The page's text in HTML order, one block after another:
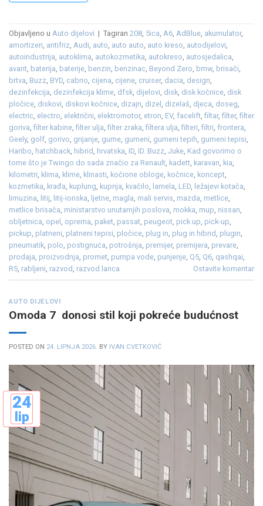
Objavljeno u Auto dijelovi | Tagiran 208, 5ica, A6, AdBlue, akumulator,
amortizeri, antifriz, Audi, auto, auto auto, auto kreso, autodijelovi,
autoindustrija, autoklima, autokozmetika, autokreso, autosjedalica,
avant, baterija, baterije, benzin, benzinac, Beyond Zero, bmw, brisači,
brtva, Buzz, BYD, cabrio, cijena, cijene, cruiser, dacia, design,
dezinfekcija, dezinfekcija klime, dfsk, dijelovi, disk, disk kočnice, disk
pločice, diskovi, diskovi kočnice, dizajn, dizel , dizelaš, djeca, doseg,
electric, electro, električni, elektromotor, etron, EV, facelift,filtar,filter,filter
goriva,filter kabine,filter ulja,filter zraka,filtera ulja,filteri,filtri, frontera,
Geely, golf, gorivo, grijanje, gume, gumeni, gumeni tepih, gumeni tepisi,
Haribo, hatchback, hibrid, hrvatska, ID, ID. Buzz, Juke, Kad govorimo o
tome što je Twingo do sada značio za Renault, kadett, karavan, kia,
kilometri, klima, klime, klinasti, kočione obloge, kočnice, koncept,
kozmetika, krađa, kuplung, kupnja, kvačilo, lamela, LED, ležajevi kotača,
limuzina, litij, litij-ionska, ljetne, magla, mali servis, mazda, metlice,
metlice brisača, ministarstvo unutarnjih poslova, mokka, mup, nissan,
obljetnica, opel , oprema, paket, passat, peugeot, pick up, pick-up,
pickup, platneni, platneni tepisi, pločice, plug in, plug in hibrid, plugin,
pneumatik, polo, postignuća, potrošnja, premijer, premijera, prevare,
prodaja, proizvodnja, promet, pumpa vode, punjenje, Q5, Q6, qashqai,
R5, rabljeni, razvod, razvod lanca Ostavite komentar
AUTO DIJELOVI
Omoda 7 donosi stil koji pokreće budućnost
POSTED ON 24. LIPNJA 2026. BY IVAN CVETKOVIĆ
24
lip